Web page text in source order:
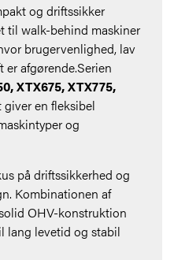
og driftssikker
til walk-behind maskiner
brugervenlighed, lav
afgørende.Serien
XTX675, XTX775,
giver en fleksibel
og
på driftssikkerhed og
Kombinationen af
OHV-konstruktion
lang levetid og stabil